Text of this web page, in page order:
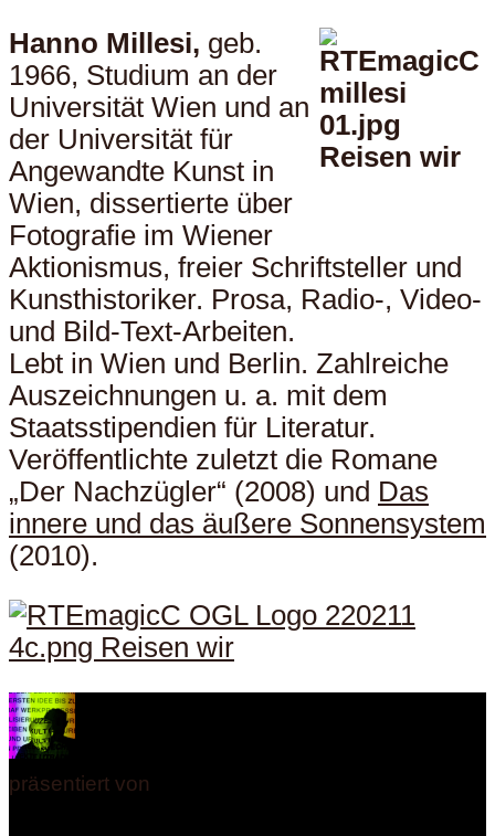
Hanno Millesi, geb.
1966, Studium an der
Universität Wien und an
der Universität für
Angewandte Kunst in
Wien, dissertierte über
Fotografie im Wiener
Aktionismus, freier Schriftsteller und
Kunsthistoriker. Prosa, Radio-, Video-
und Bild-Text-Arbeiten.
Lebt in Wien und Berlin. Zahlreiche
Auszeichnungen u. a. mit dem
Staatsstipendien für Literatur.
Veröffentlichte zuletzt die Romane
„Der Nachzügler“ (2008) und Das
innere und das äußere Sonnensystem
(2010).
präsentiert von